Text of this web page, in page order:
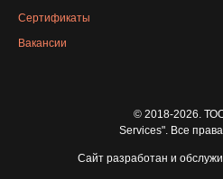
Сертификаты
Вакансии
© 2018-2026.
Services". Все
Сайт разработан и